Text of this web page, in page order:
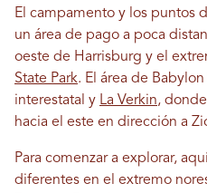
El campamento y los puntos
un área de pago a poca
oeste de Harrisburg y el
State Park. El área de
interestatal y La Verkin,
hacia el este en dirección a
Para comenzar a explorar,
diferentes en el extremo